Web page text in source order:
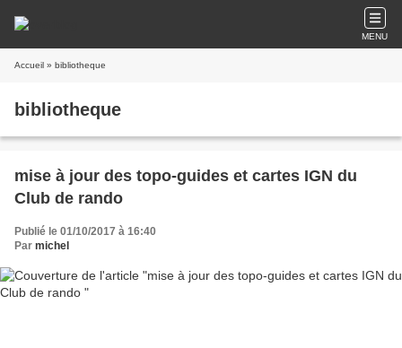
MENU
Accueil » bibliotheque
bibliotheque
mise à jour des topo-guides et cartes IGN du
Club de rando
Publié le 01/10/2017 à 16:40
Par michel